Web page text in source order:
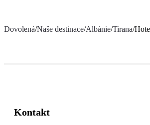
Dovolená/Naše destinace/Albánie/Tirana/
Kontakt